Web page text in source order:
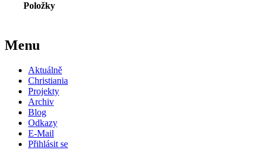
Položky
Menu
Aktuálně
Christiania
Projekty
Archiv
Blog
Odkazy
E-Mail
Přihlásit se